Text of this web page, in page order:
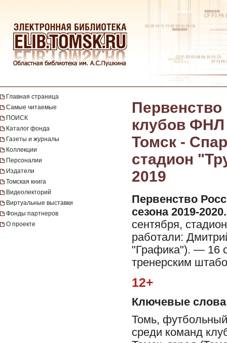
Главная страница
Самые читаемые
ПОИСК
Каталог фонда
Газеты и журналы
Коллекции
Персоналии
Издатели
Томская книга
Видеолекторий
Виртуальные выставки
Фонды партнеров
О проекте
клубов ФНЛ
Томск -
стадион
2019
Первенство
сезона 2019-
сентября,
работали:
"Графика"). — 16
тренерским
12+
Ключевые слова
Томь,
среди команд